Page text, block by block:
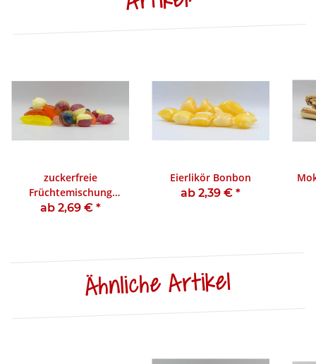
zuckerfreie
Früchtemischung
Bonbon
ab 2,69 € *
Eierlikör Bonbon
ab 2,39 € *
Ähnliche Artikel